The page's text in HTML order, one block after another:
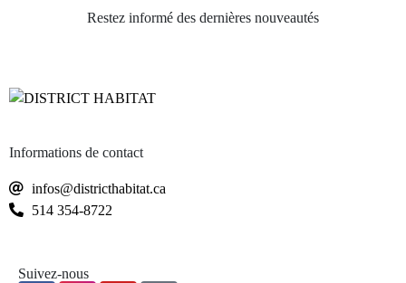
Restez informé des dernières nouveautés
Informations de contact
infos@districthabitat.ca
514 354-8722
Suivez-nous